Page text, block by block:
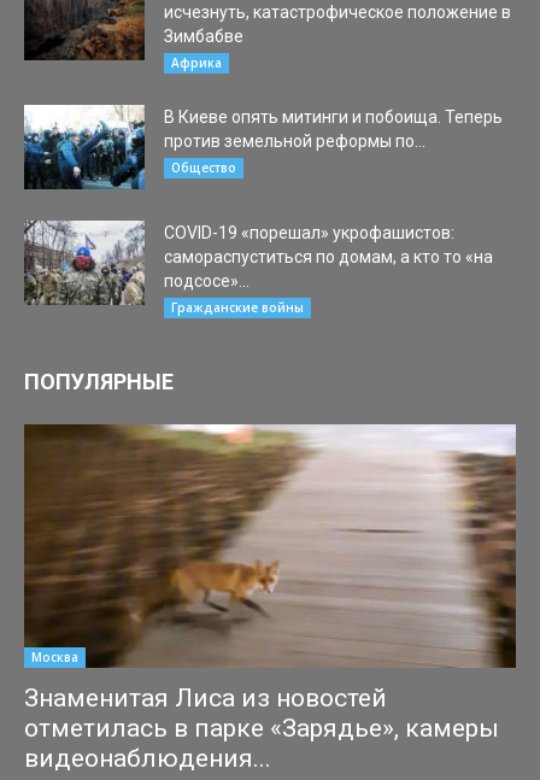
исчезнуть, катастрофическое положение в
Зимбабве
Африка
В Киеве опять митинги и побоища. Теперь
против земельной реформы по...
Общество
COVID-19 «порешал» укрофашистов:
самораспуститься по домам, а кто то «на
подсосе»...
Гражданские войны
ПОПУЛЯРНЫЕ
Москва
Знаменитая Лиса из новостей
отметилась в парке «Зарядье», камеры
видеонаблюдения...